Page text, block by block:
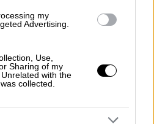
my
Advertising.
Use,
Sharing of my
with the
collected.
και Ωρωπού
, σε ένα
με τους
και οι
στην καθοδήγηση και
των Οργανισμών